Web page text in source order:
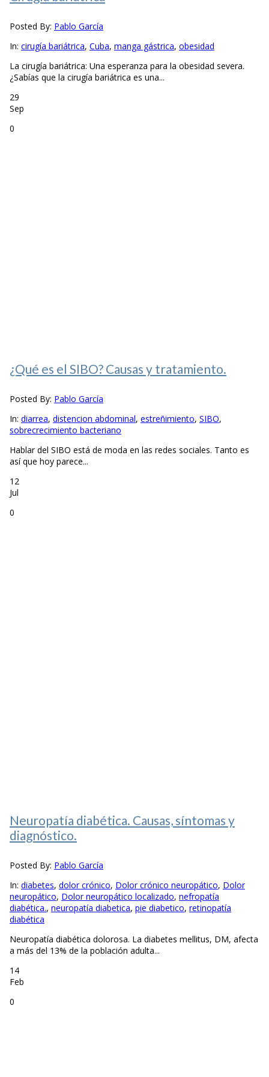
Posted By: Pablo García
In: cirugía bariátrica, Cuba, manga gástrica, obesidad
La cirugía bariátrica: Una esperanza para la obesidad severa.
¿Sabías que la cirugía bariátrica es una...
29
Sep
0
¿Qué es el SIBO? Causas y tratamiento.
Posted By: Pablo García
In: diarrea, distencion abdominal, estreñimiento, SIBO,
sobrecrecimiento bacteriano
Hablar del SIBO está de moda en las redes sociales. Tanto es
así que hoy parece...
12
Jul
0
Neuropatía diabética. Causas, síntomas y
diagnóstico.
Posted By: Pablo García
In: diabetes, dolor crónico, Dolor crónico neuropático, Dolor
neuropático, Dolor neuropático localizado, nefropatía
diabética., neuropatía diabetica, pie diabetico, retinopatía
diabética
Neuropatía diabética dolorosa. La diabetes mellitus, DM, afecta
a más del 13% de la población adulta...
14
Feb
0